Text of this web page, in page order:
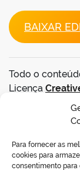
Para fornecer as
cookies para
consentimento para
BAIXAR
Todo o
Licença